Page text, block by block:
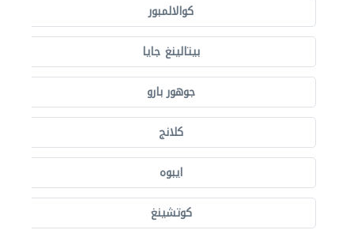
كوالالمبور
بيتالينغ جايا
جوهور بارو
كلانج
ايبوه
كوتشينغ